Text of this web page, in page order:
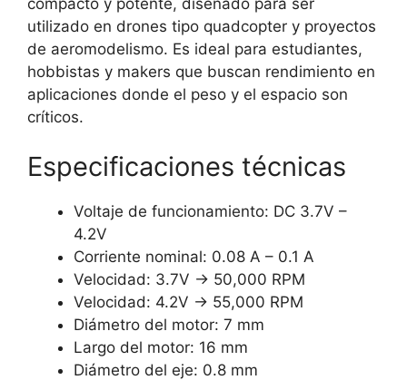
utilizado en drones tipo quadcopter y proyectos
de aeromodelismo. Es ideal para estudiantes,
hobbistas y makers que buscan rendimiento en
aplicaciones donde el peso y el espacio son
críticos.
Especificaciones técnicas
Voltaje de funcionamiento: DC 3.7V –
4.2V
Corriente nominal: 0.08 A – 0.1 A
Velocidad: 3.7V → 50,000 RPM
Velocidad: 4.2V → 55,000 RPM
Diámetro del motor: 7 mm
Largo del motor: 16 mm
Diámetro del eje: 0.8 mm